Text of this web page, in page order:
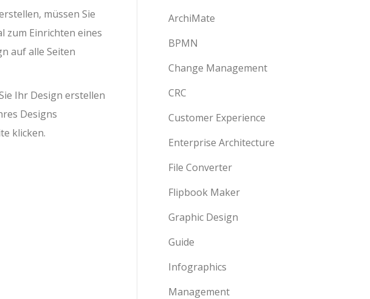
müssen Sie
zum Einrichten eines
auf alle Seiten
Ihr Design erstellen
Designs
klicken.
ArchiMate
BPMN
Change Management
CRC
Customer Experience
Enterprise Architecture
File Converter
Flipbook Maker
Graphic Design
Guide
Infographics
Management